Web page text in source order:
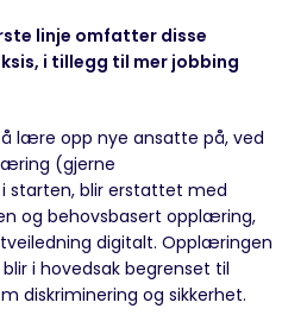
linje omfatter disse
i tillegg til mer jobbing
lære opp nye ansatte på, ved
(gjerne
starten, blir erstattet med
og behovsbasert opplæring,
digitalt. Opplæringen
i hovedsak begrenset til
diskriminering og sikkerhet.